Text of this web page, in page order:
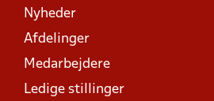
Nyheder
Afdelinger
Medarbejdere
Ledige stillinger